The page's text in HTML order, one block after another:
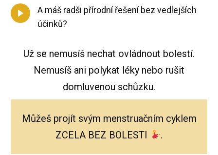
A máš radši přírodní řešení bez vedlejších
účinků?
Už se nemusíš nechat ovládnout bolestí.
Nemusíš ani polykat léky nebo rušit
domluvenou schůzku.
Můžeš projít svým menstruačním cyklem
ZCELA BEZ BOLESTI
.